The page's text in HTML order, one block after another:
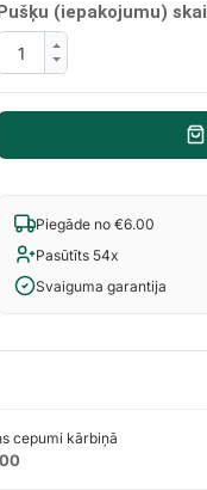
(iepakojumu)
Piegāde no €6.00
Pasūtīts 54x
Svaiguma garantija
cepumi kārbiņā